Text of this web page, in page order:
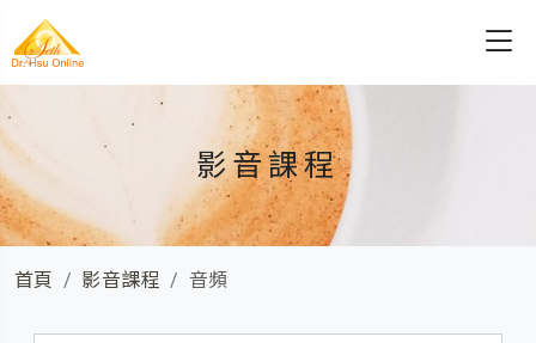
影音課程
首頁 影音課程 音頻